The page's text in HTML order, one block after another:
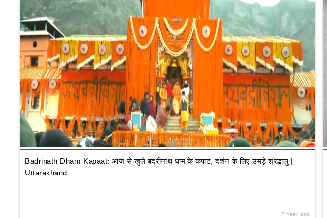
Badrinath Dham Kapaat: आज से खुले बद्रीनाथ धाम के कपाट, दर्शन के लिए उमड़े श्रद्धालु |
Uttarakhand
2 Year ago